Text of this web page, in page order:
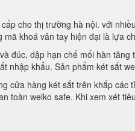
cho thị trường hà nội. với
khoá vân tay hiện đại là lựa
đúc, dập hạn chế mối hàn
nhập khẩu. Sản phẩm két sắt
cửa hàng két sắt trên khắp
toàn welko safe. Khi xem xét